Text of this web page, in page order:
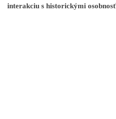
interakciu s historickými